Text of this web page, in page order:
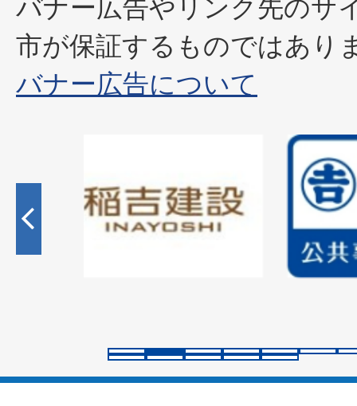
バナー広告やリンク先のサ
市が保証するものではあり
バナー広告について
枚
目
ラ
イ